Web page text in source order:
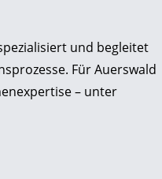
und begleitet
Für Auerswald
– unter